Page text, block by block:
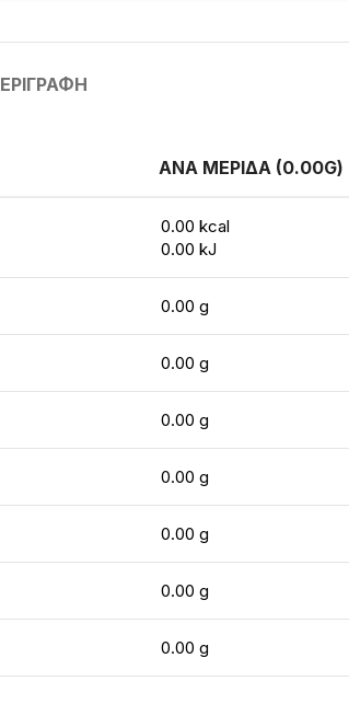
ΑΝΑ ΜΕΡΙΔΑ (0.00G)
0.00 kcal
0.00 kJ
0.00 g
0.00 g
0.00 g
0.00 g
0.00 g
0.00 g
0.00 g